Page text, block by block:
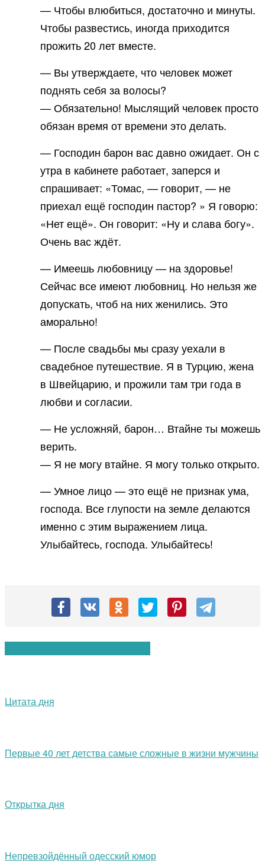
— Чтобы влюбиться, достаточно и минуты.
Чтобы развестись, иногда приходится
прожить 20 лет вместе.
— Вы утверждаете, что человек может
поднять себя за волосы?
— Обязательно! Мыслящий человек просто
обязан время от времени это делать.
— Господин барон вас давно ожидает. Он с
утра в кабинете работает, заперся и
спрашивает: «Томас, — говорит, — не
приехал ещё господин пастор? » Я говорю:
«Нет ещё». Он говорит: «Ну и слава богу».
Очень вас ждёт.
— Имеешь любовницу — на здоровье!
Сейчас все имеют любовниц. Но нельзя же
допускать, чтоб на них женились. Это
аморально!
— После свадьбы мы сразу уехали в
свадебное путешествие. Я в Турцию, жена
в Швейцарию, и прожили там три года в
любви и согласии.
— Не усложняй, барон… Втайне ты можешь
верить.
— Я не могу втайне. Я могу только открыто.
— Умное лицо — это ещё не признак ума,
господа. Все глупости на земле делаются
именно с этим выражением лица.
Улыбайтесь, господа. Улыбайтесь!
Цитата дня
Первые 40 лет детства самые сложные в жизни мужчины
Открытка дня
Непревзойдённый одесский юмор